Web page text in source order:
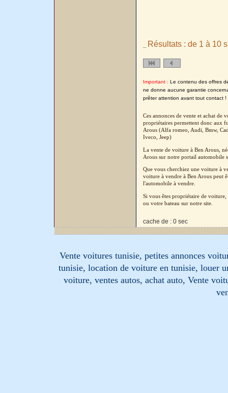
Résultats : de 1 à 10
Important : Le contenu des offres
ne donne aucune garantie
prêter attention avant tout contact !
Ces annonces de vente et achat de
propriétaires permettent donc aux
Arous (Alfa romeo, Audi, Bmw,
Iveco, Jeep)
La vente de voiture à Ben Arous,
Arous sur notre portail automobile
Que vous cherchiez une voiture à
voiture à vendre à Ben Arous peut
l'automobile à vendre.
Si vous êtes propriétaire de
ou votre bateau sur notre site.
cache de : 0 sec
Vente voitures tunisie, petites annonces
tunisie, location de voiture en tunisie, louer
voiture, ventes autos, achat auto, Vente